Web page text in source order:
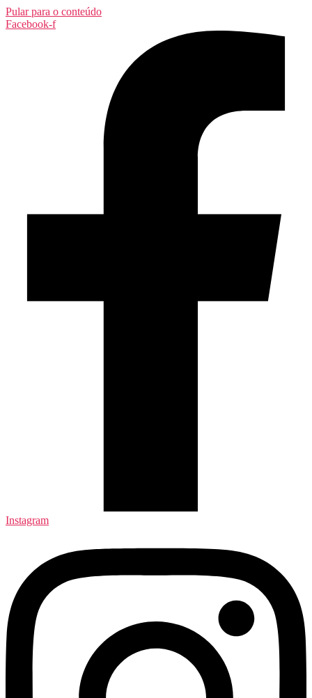
Pular para o conteúdo
Facebook-f
Instagram